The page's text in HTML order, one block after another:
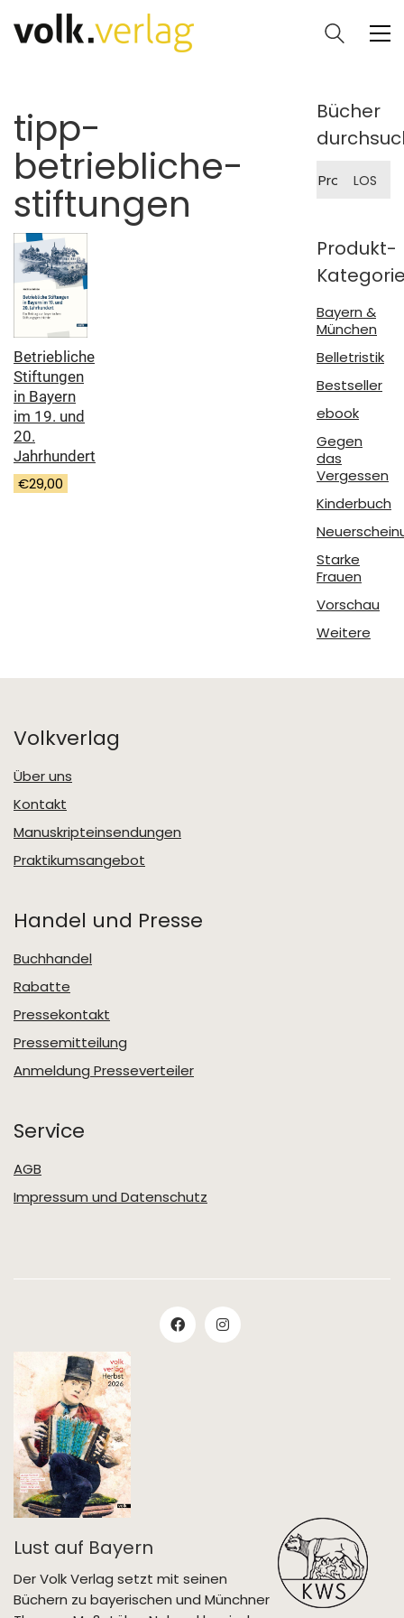
tipp-
betriebliche-
stiftungen
Betriebliche
Stiftungen
in Bayern
im 19. und
20.
Jahrhundert
€29,00
Bücher
nach:
LOS
Produkt-
Bayern &
München
Belletristik
Bestseller
ebook
Gegen
das
Vergessen
Kinderbuch
Starke
Frauen
Vorschau
Weitere
Volkverlag
Über uns
Kontakt
Manuskripteinsendungen
Praktikumsangebot
Handel und Presse
Buchhandel
Rabatte
Pressekontakt
Pressemitteilung
Anmeldung Presseverteiler
Service
AGB
Impressum und Datenschutz
Lust auf Bayern
Der Volk Verlag setzt mit seinen
Büchern zu bayerischen und Münchner